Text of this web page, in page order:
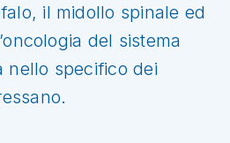
il midollo spinale ed
del sistema
nello specifico dei